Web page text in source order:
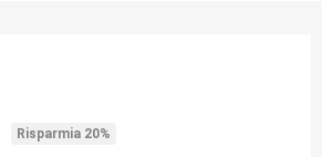
Risparmia 20%